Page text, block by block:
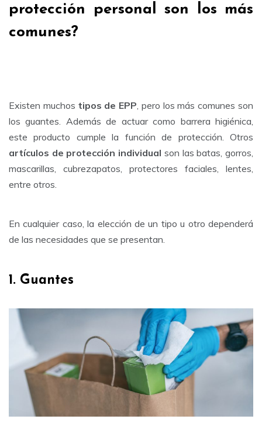
protección personal son los más
comunes?
Existen muchos tipos de EPP, pero los más comunes son
los guantes. Además de actuar como barrera higiénica,
este producto cumple la función de protección. Otros
artículos de protección individual son las batas, gorros,
mascarillas, cubrezapatos, protectores faciales, lentes,
entre otros.
En cualquier caso, la elección de un tipo u otro dependerá
de las necesidades que se presentan.
1. Guantes